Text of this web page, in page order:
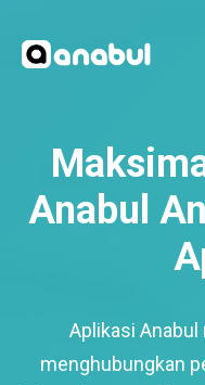
Anabul
Aplikasi
menghubungkan